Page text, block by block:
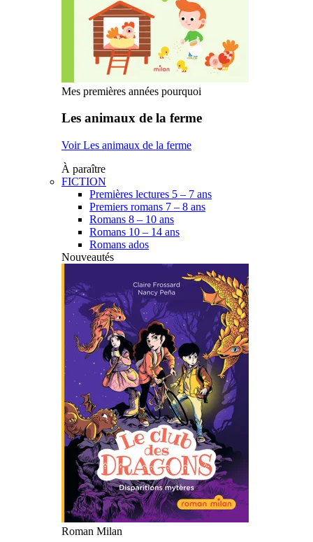
Mes premières années pourquoi
Les animaux de la ferme
Voir Les animaux de la ferme
À paraître
FICTION
Premières lectures 5 – 7 ans
Premiers romans 7 – 8 ans
Romans 8 – 10 ans
Romans 10 – 14 ans
Romans ados
Nouveautés
Roman Milan